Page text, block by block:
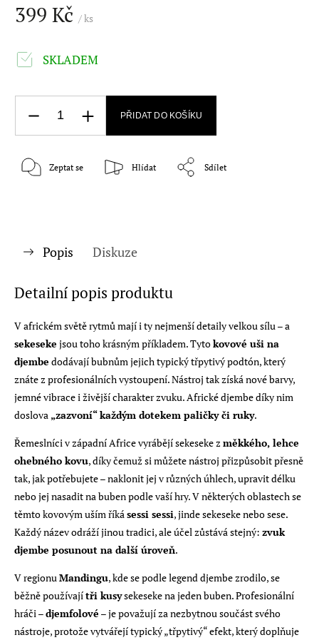
399 Kč / ks
SKLADEM
PŘIDAT DO KOŠÍKU
Zeptat se Hlídat Sdílet
Popis Diskuze
Detailní popis produktu
V africkém světě rytmů mají i ty nejmenší detaily velkou sílu – a
sekeseke jsou toho krásným příkladem. Tytokovové uši na
djembe dodávají bubnům jejich typický třpytivý podtón, který
znáte z profesionálních vystoupení. Nástroj tak získá nové barvy,
jemné vibrace i živější charakter zvuku. Africké djembe díky nim
doslova „zazvoní“ každým dotekem paličky či ruky.
Řemeslníci v západní Africe vyrábějí sekeseke z měkkého, lehce
ohebného kovu, díky čemuž si můžete nástroj přizpůsobit přesně
tak, jak potřebujete – naklonit jej v různých úhlech, upravit délku
nebo jej nasadit na buben podle vaší hry. V některých oblastech se
těmto kovovým uším říká sessi sessi, jinde sekeseke nebo sese.
Každý název odráží jinou tradici, ale účel zůstává stejný: zvuk
djembe posunout na další úroveň.
V regionu Mandingu, kde se podle legend djembe zrodilo, se
běžně používajítři kusysekeseke na jeden buben. Profesionální
hráči –djemfolové – je považují za nezbytnou součást svého
nástroje, protože vytvářejí typický „třpytivý“ efekt, který doplňuje